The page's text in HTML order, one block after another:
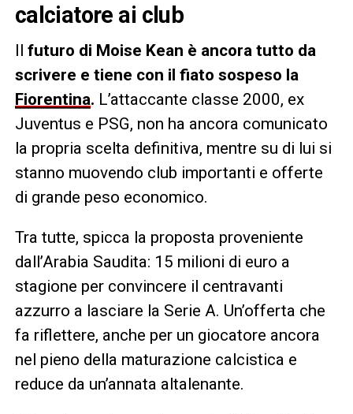
calciatore ai club
Il futuro di Moise Kean è ancora tutto da
scrivere e tiene con il fiato sospeso la
Fiorentina. L’attaccante classe 2000, ex
Juventus e PSG, non ha ancora comunicato
la propria scelta definitiva, mentre su di lui si
stanno muovendo club importanti e offerte
di grande peso economico.
Tra tutte, spicca la proposta proveniente
dall’Arabia Saudita: 15 milioni di euro a
stagione per convincere il centravanti
azzurro a lasciare la Serie A. Un’offerta che
fa riflettere, anche per un giocatore ancora
nel pieno della maturazione calcistica e
reduce da un’annata altalenante.